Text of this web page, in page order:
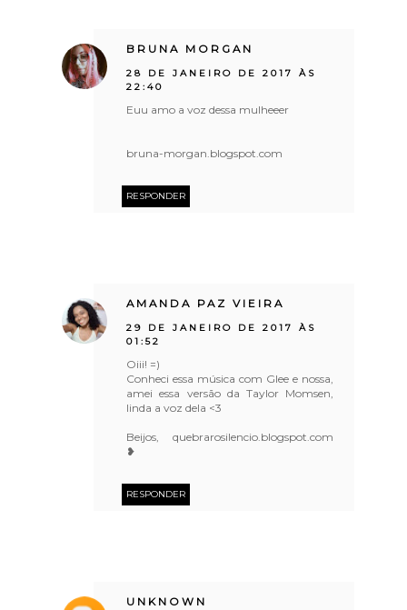
BRUNA MORGAN
28 DE JANEIRO DE 2017 ÀS
22:40
Euu amo a voz dessa mulheeer
bruna-morgan.blogspot.com
RESPONDER
AMANDA PAZ VIEIRA
29 DE JANEIRO DE 2017 ÀS
01:52
Oiii! =)
Conheci essa música com Glee e nossa,
amei essa versão da Taylor Momsen,
linda a voz dela <3
Beijos, quebrarosilencio.blogspot.com
❥
RESPONDER
UNKNOWN